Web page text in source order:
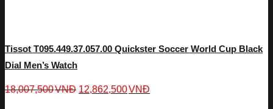
Tissot T095.449.37.057.00 Quickster Soccer World Cup Black
Dial Men’s Watch
18,007,500VNĐ 12,862,500VNĐ